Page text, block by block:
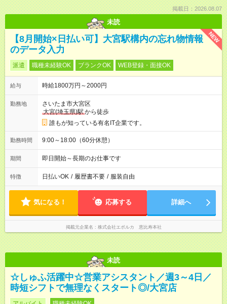
掲載日：2026.08.07
未読
NEW
【8月開始×日払い可】大宮駅構内の忘れ物情報
のデータ入力
派遣 職種未経験OK ブランクOK WEB登録・面接OK
給与 時給1800万円～2000円
勤務地
さいたま市大宮区
大宮(埼玉県)駅から徒歩
誰もが知っている有名IT企業です。
勤務時間 9:00～18:00（60分休憩）
期間 即日開始～長期のお仕事です
特徴 日払いOK / 履歴書不要 / 服装自由
気になる！ 応募する 詳細へ
掲載元企業名 株式会社エボルカ 恵比寿本社
未読
☆しゅふ活躍中☆営業アシスタント／週3～4日／
時短シフトで無理なくスタート◎/大宮店